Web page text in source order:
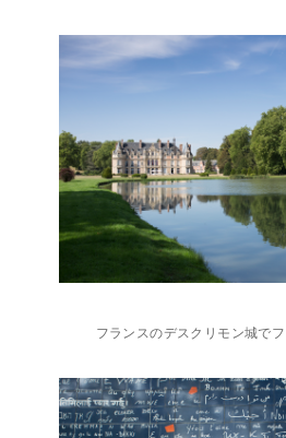
フランスのデスクリモン城で